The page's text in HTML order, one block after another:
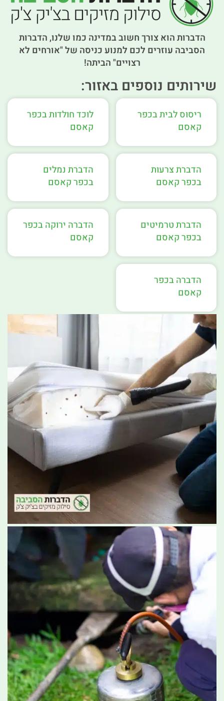
הדברות הוא צורך חשוב במדינה כמו שלנו, הדברות
הסביבה עוזרים לכם למנוע כניסה של "אורחים לא
רצויים" הביתה!
שירותים נוספים באזור:
ריסוס לבית בכפר
קאסם
לוכד חולדות בכפר
קאסם
הדברת צרעות
בכפר קאסם
הדברת נמלים
בכפר קאסם
הדברת טרמיטים
בכפר קאסם
הדברה ירוקה בכפר
קאסם
הדברה בכפר
קאסם